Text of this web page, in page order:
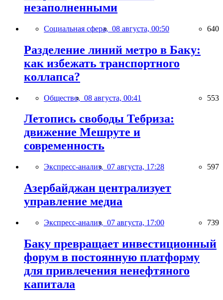
незаполненными
Социальная сфера, 08 августа, 00:50 640
Разделение линий метро в Баку:
как избежать транспортного
коллапса?
Общество, 08 августа, 00:41 553
Летопись свободы Тебриза:
движение Мешруте и
современность
Экспресс-анализ, 07 августа, 17:28 597
Азербайджан централизует
управление медиа
Экспресс-анализ, 07 августа, 17:00 739
Баку превращает инвестиционный
форум в постоянную платформу
для привлечения ненефтяного
капитала